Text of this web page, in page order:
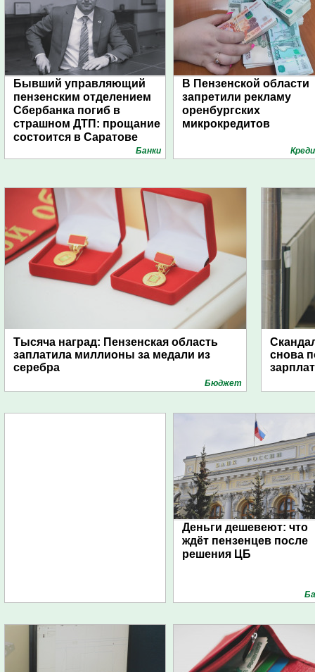
Бывший управляющий
пензенским отделением
Сбербанка погиб в
страшном ДТП: прощание
состоится в Саратове
Банки
В Пензенской области
запретили рекламу
оренбургских
микрокредитов
Тысяча наград: Пензенская область
заплатила миллионы за медали из
серебра
Бюджет
снова
Деньги дешевеют: что
ждёт пензенцев после
решения ЦБ